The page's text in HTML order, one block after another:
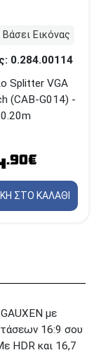
Εικόνας
0.284.00114
Splitter VGA
(CAB-G014) -
0.20m
.90€
ΣΤΟ ΚΑΛΑΘΙ
με
16:9 σου
HDR και 16,7